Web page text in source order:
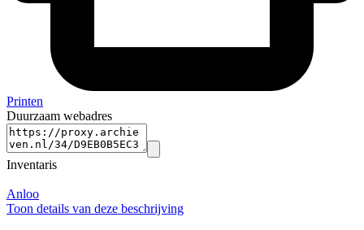
Printen
Duurzaam webadres
Inventaris
Anloo
Toon details van deze beschrijving